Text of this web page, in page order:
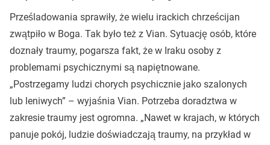
Prześladowania sprawiły, że wielu irackich chrześcijan
zwątpiło w Boga. Tak było też z Vian. Sytuację osób, które
doznały traumy, pogarsza fakt, że w Iraku osoby z
problemami psychicznymi są napiętnowane.
„Postrzegamy ludzi chorych psychicznie jako szalonych
lub leniwych” – wyjaśnia Vian. Potrzeba doradztwa w
zakresie traumy jest ogromna. „Nawet w krajach, w których
panuje pokój, ludzie doświadczają traumy, na przykład w